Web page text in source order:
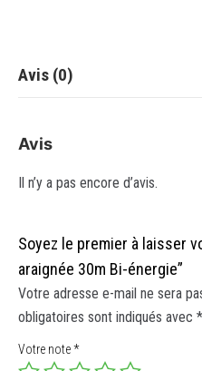
Avis (0)
Avis
Il n’y a pas encore d’avis.
Soyez le premier à laisser
araignée 30m Bi-énergie”
Votre adresse e-mail ne sera
obligatoires sont indiqués avec *
Votre note*